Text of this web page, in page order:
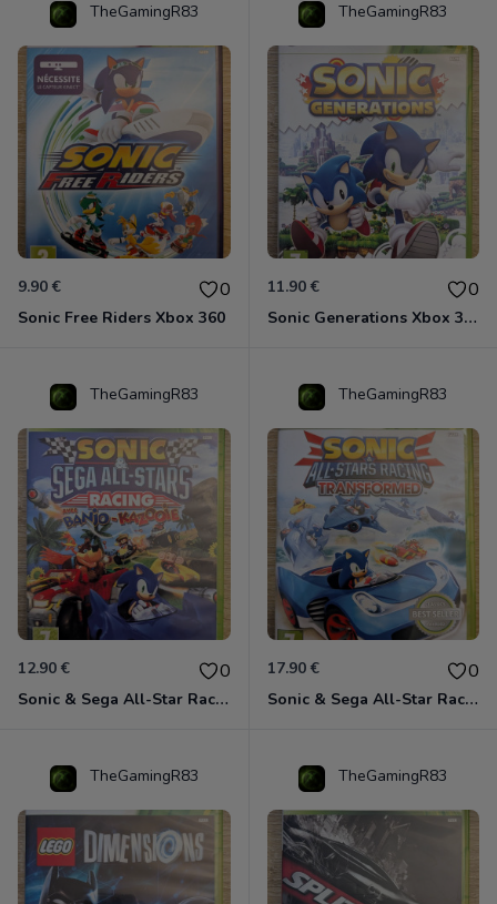
TheGamingR83
9.90 € 0
Sonic Free Riders Xbox 360
TheGamingR83
11.90 € 0
Sonic Generations Xbox 360
TheGamingR83
12.90 € 0
Sonic & Sega All-Star Racing avec Banjo-Kazooie Xbox 360
TheGamingR83
17.90 € 0
Sonic & Sega All-Star Racing - Transformed Xbox 360
TheGamingR83 TheGamingR83